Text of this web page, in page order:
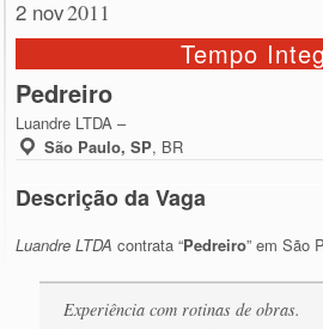
2 nov2011
Tempo
Pedreiro
Luandre LTDA –
São Paulo, SP, BR
Descrição da Vaga
Luandre LTDA contrata “Pedreiro” em São
Experiência com rotinas de obras.